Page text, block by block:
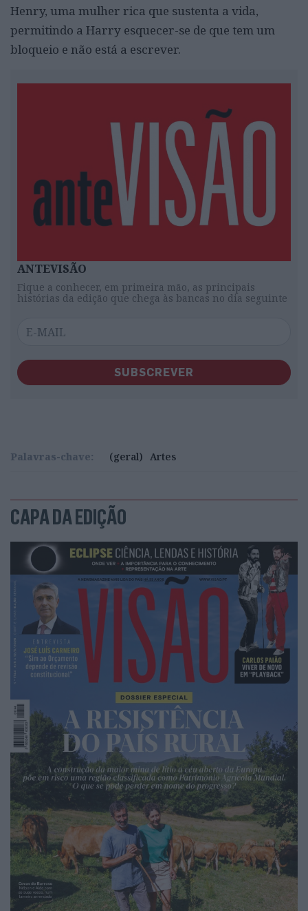
Henry, uma mulher rica que sustenta a vida,
permitindo a Harry esquecer-se de que tem um
bloqueio e não está a escrever.
ANTEVISÃO
Fique a conhecer, em primeira mão, as principais
histórias da edição que chega às bancas no dia seguinte
SUBSCREVER
Palavras-chave: (geral) Artes
CAPA DA EDIÇÃO